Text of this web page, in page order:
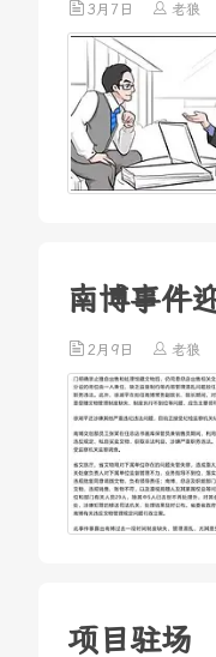
3月7日 老狼
南博事件
2月9日 老狼
项目驻场